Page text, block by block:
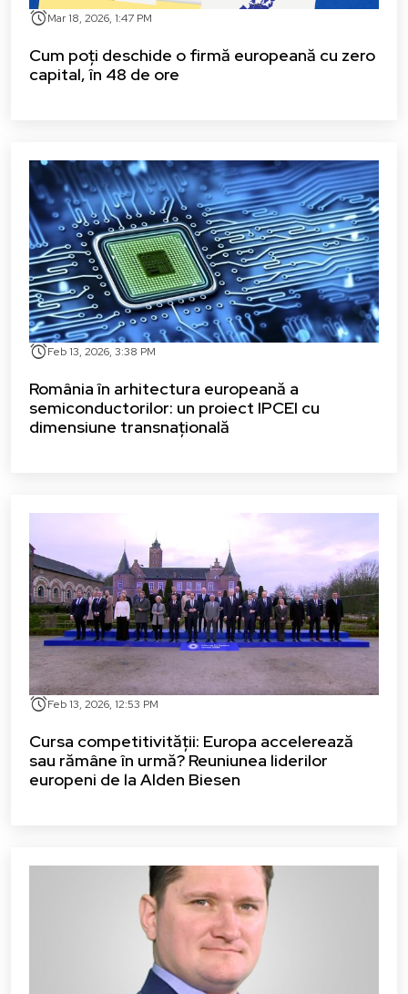
alarmMar 18, 2026, 1:47 PM
Cum poți deschide o firmă europeană cu zero
capital, în 48 de ore
alarmFeb 13, 2026, 3:38 PM
România în arhitectura europeană a
semiconductorilor: un proiect IPCEI cu
dimensiune transnațională
alarmFeb 13, 2026, 12:53 PM
Cursa competitivității: Europa accelerează
sau rămâne în urmă? Reuniunea liderilor
europeni de la Alden Biesen